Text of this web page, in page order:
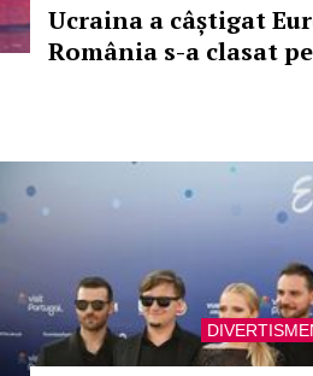
Ucraina a câștigat
România s-a clasat